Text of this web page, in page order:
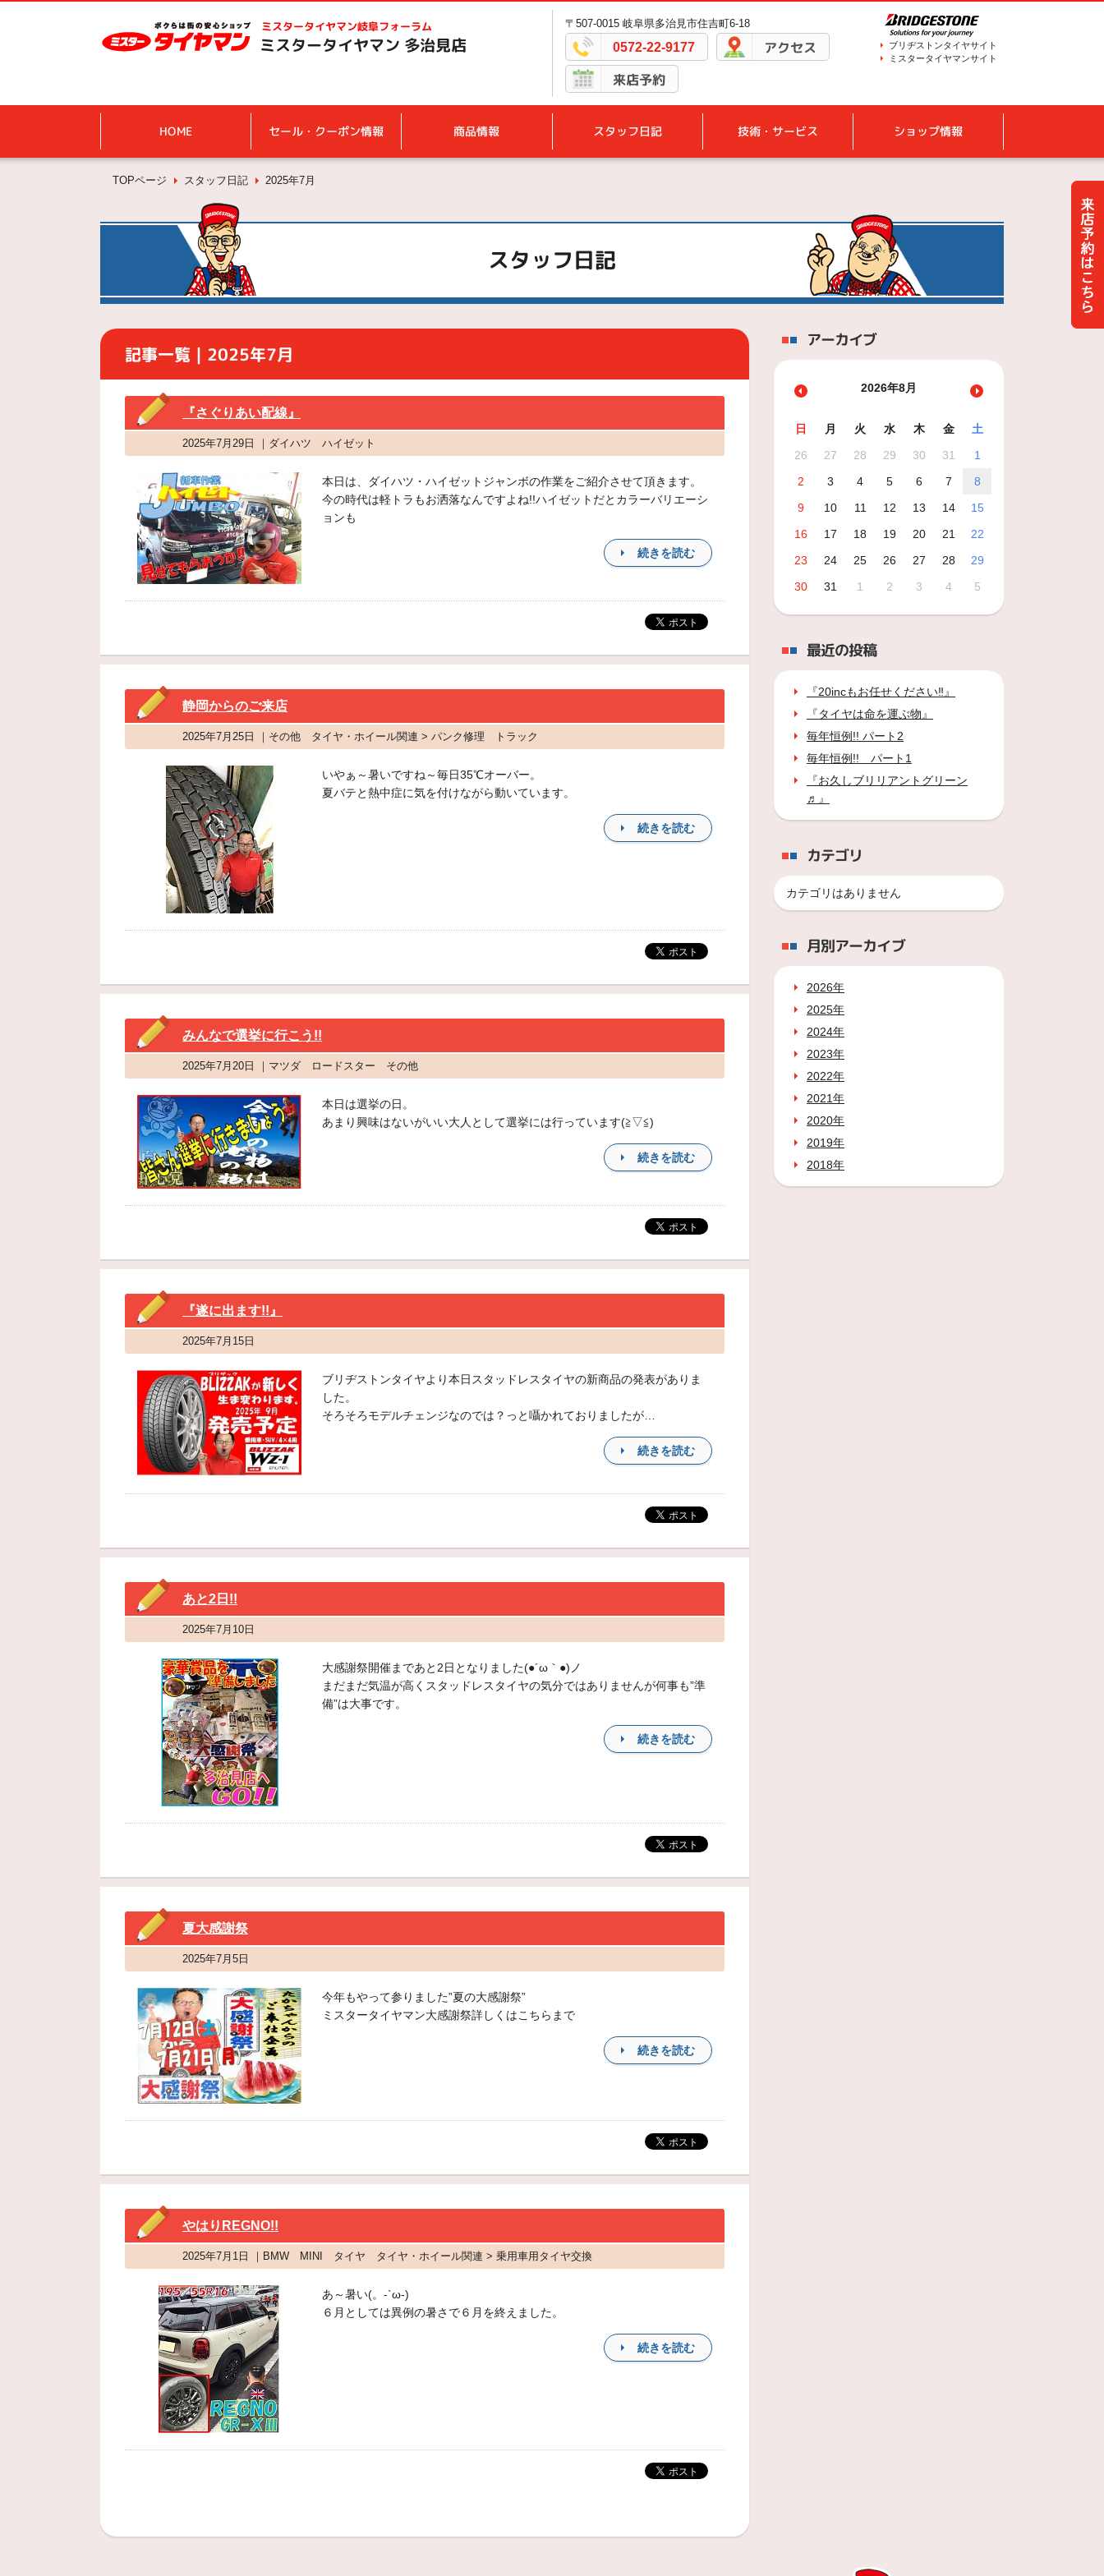
ミスタータイヤマン岐阜フォーラム
ミスタータイヤマン 多治見店
〒507-0015 岐阜県多治見市住吉町6-18
0572-22-9177 アクセス
来店予約
ブリヂストンタイヤサイト
ミスタータイヤマンサイト
HOME セール・クーポン情報 商品情報 スタッフ日記 技術・サービス ショップ情報
TOPページ スタッフ日記 2025年7月
スタッフ日記
記事一覧｜2025年7月
『さぐりあい配線』
2025年7月29日 ｜ダイハツ ハイゼット
本日は、ダイハツ・ハイゼットジャンボの作業をご紹介させて頂きます。
今の時代は軽トラもお洒落なんですよね!!ハイゼットだとカラーバリエーシ
ョンも
続きを読む
静岡からのご来店
2025年7月25日 ｜その他 タイヤ・ホイール関連 > パンク修理 トラック
いやぁ～暑いですね～毎日35℃オーバー。
夏バテと熱中症に気を付けながら動いています。
続きを読む
みんなで選挙に行こう!!
2025年7月20日 ｜マツダ ロードスター その他
本日は選挙の日。
あまり興味はないがいい大人として選挙には行っています(≧▽≦)
続きを読む
『遂に出ます!!』
2025年7月15日
ブリヂストンタイヤより本日スタッドレスタイヤの新商品の発表がありま
した。
そろそろモデルチェンジなのでは？っと囁かれておりましたが…
続きを読む
あと2日!!
2025年7月10日
大感謝祭開催まであと2日となりました(●´ω｀●)ノ
まだまだ気温が高くスタッドレスタイヤの気分ではありませんが何事も”準
備”は大事です。
続きを読む
夏大感謝祭
2025年7月5日
今年もやって参りました”夏の大感謝祭”
ミスタータイヤマン大感謝祭詳しくはこちらまで
続きを読む
やはりREGNO!!
2025年7月1日 ｜BMW MINI タイヤ タイヤ・ホイール関連 > 乗用車用タイヤ交換
あ～暑い(。-`ω-)
６月としては異例の暑さで６月を終えました。
続きを読む
アーカイブ
2026年8月
日 月 火 水 木 金
土
26
27 28 29 30 31
1
2
3 4 5 6 7
8
9
10 11 12 13 14
15
16
17 18 19 20 21
22
23
24 25 26 27 28
29
30
31 1 2 3 4 5
最近の投稿
『20incもお任せください‼』
『タイヤは命を運ぶ物』
毎年恒例!! パート2
毎年恒例!! パート1
『お久しブリリアントグリーン
♬』
カテゴリ
カテゴリはありません
月別アーカイブ
2026年
2025年
2024年
2023年
2022年
2021年
2020年
2019年
2018年